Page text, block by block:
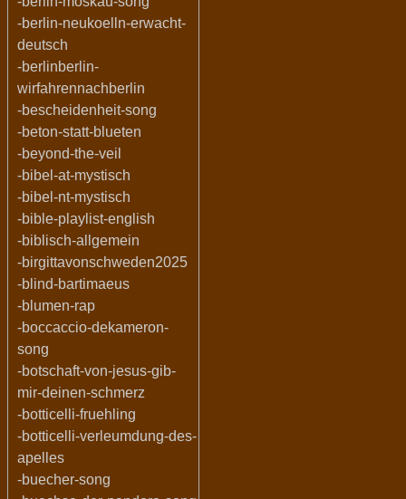
-berlin-neukoelln-erwacht-
deutsch
-berlinberlin-
wirfahrennachberlin
-bescheidenheit-song
-beton-statt-blueten
-beyond-the-veil
-bibel-at-mystisch
-bibel-nt-mystisch
-bible-playlist-english
-biblisch-allgemein
-birgittavonschweden2025
-blind-bartimaeus
-blumen-rap
-boccaccio-dekameron-
song
-botschaft-von-jesus-gib-
mir-deinen-schmerz
-botticelli-fruehling
-botticelli-verleumdung-des-
apelles
-buecher-song